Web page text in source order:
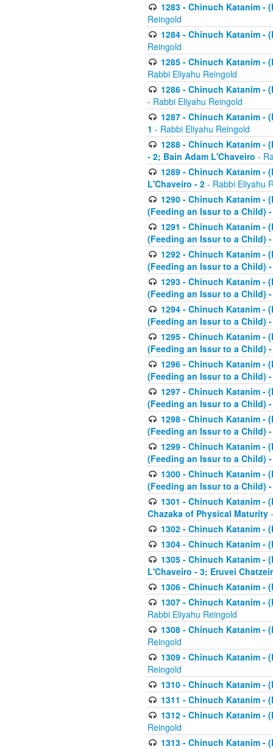
1283 - Chinuch Katanim -
Reingold
1284 - Chinuch Katanim -
Reingold
1285 - Chinuch Katanim -
Rabbi Eliyahu Reingold
1286 - Chinuch Katanim -
- Rabbi Eliyahu Reingold
1287 - Chinuch Katanim -
1 - Rabbi Eliyahu Reingold
1288 - Chinuch Katanim -
- 2; Bain Adam L'Chaveiro -
1289 - Chinuch Katanim -
L'Chaveiro - 2 - Rabbi Eliyahu
1290 - Chinuch Katanim -
(Feeding an Issur to a Child)
1291 - Chinuch Katanim -
(Feeding an Issur to a Child)
1292 - Chinuch Katanim -
(Feeding an Issur to a Child)
1293 - Chinuch Katanim -
(Feeding an Issur to a Child)
1294 - Chinuch Katanim -
(Feeding an Issur to a Child)
1295 - Chinuch Katanim -
(Feeding an Issur to a Child)
1296 - Chinuch Katanim -
(Feeding an Issur to a Child)
1297 - Chinuch Katanim -
(Feeding an Issur to a Child)
1298 - Chinuch Katanim -
(Feeding an Issur to a Child)
1299 - Chinuch Katanim -
(Feeding an Issur to a Child)
1300 - Chinuch Katanim -
(Feeding an Issur to a Child)
1301 - Chinuch Katanim -
Chazaka of Physical Maturity
1302 - Chinuch Katanim -
1304 - Chinuch Katanim -
1305 - Chinuch Katanim -
L'Chaveiro - 3; Eruvei
1306 - Chinuch Katanim -
1307 - Chinuch Katanim -
Rabbi Eliyahu Reingold
1308 - Chinuch Katanim -
Reingold
1309 - Chinuch Katanim -
Reingold
1310 - Chinuch Katanim -
1311 - Chinuch Katanim -
1312 - Chinuch Katanim -
Reingold
1313 - Chinuch Katanim -